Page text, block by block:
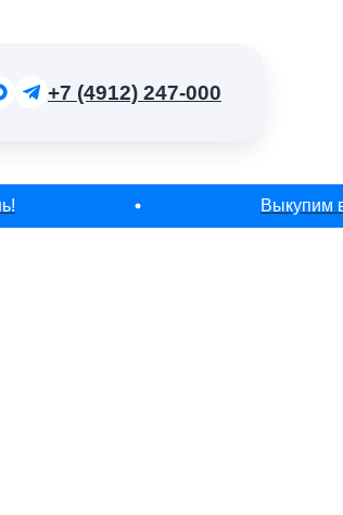
+7 (4912) 247-000
Выкупим